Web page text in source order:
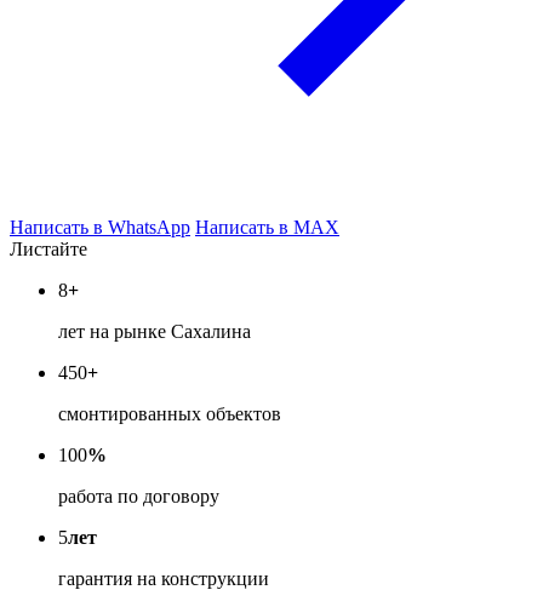
Написать в WhatsApp Написать в MAX
Листайте
8+
лет на рынке Сахалина
450+
смонтированных объектов
100%
работа по договору
5лет
гарантия на конструкции